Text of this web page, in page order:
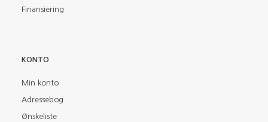
Finansiering
KONTO
Min konto
Adressebog
Ønskeliste